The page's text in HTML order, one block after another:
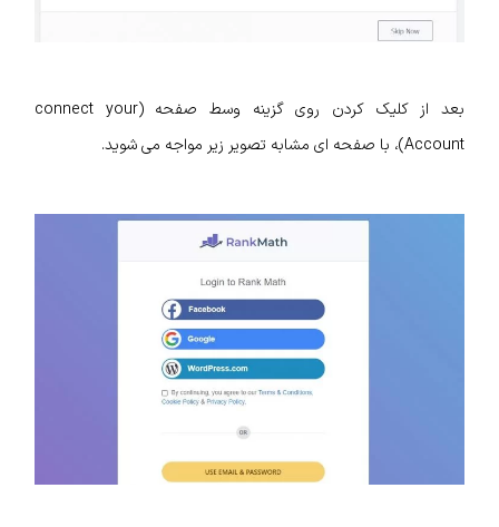
بعد از کلیک کردن روی گزینه وسط صفحه (connect your
Account)، با صفحه ای مشابه تصویر زیر مواجه می شوید.